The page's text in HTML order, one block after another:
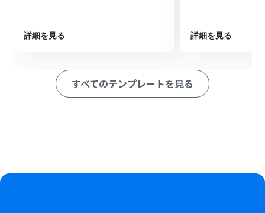
詳細を見る 詳細を見る
すべてのテンプレートを見る